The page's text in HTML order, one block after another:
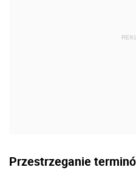
Przestrzeganie